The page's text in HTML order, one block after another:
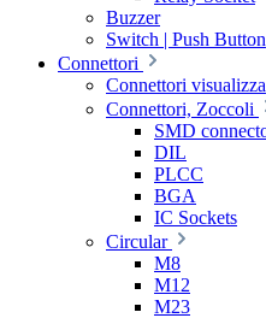
Buzzer
Switch | Push Button
Connettori
Connettori visualizza
Connettori, Zoccoli
SMD
DIL
PLCC
BGA
IC Sockets
Circular
M8
M12
M23